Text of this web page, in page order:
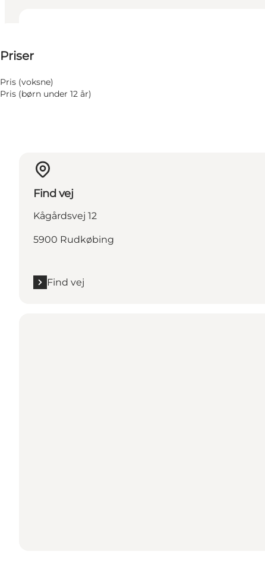
Priser
Pris (voksne)
Pris (børn under 12 år)
Find vej
Kågårdsvej 12
5900 Rudkøbing
Find vej